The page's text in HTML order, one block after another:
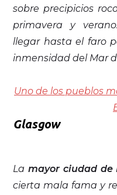
sobre precipicios
primavera y
llegar hasta el faro
inmensidad del Mar
Uno de los pueblos
Glasgow
Lamayor ciudad de
cierta mala fama y